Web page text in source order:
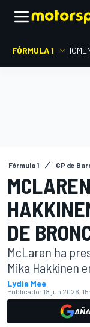
FÓRMULA 1 HOME
Fórmula 1 GP de
DE
McLaren ha
Mika Hakkinen
Lydia Mee
Publicado: 18 jun 2026,